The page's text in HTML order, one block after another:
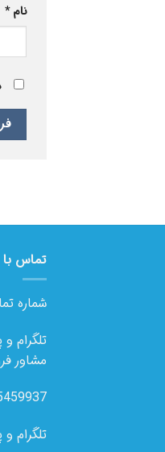
نام*
تماس با
شماره
تلگرام
مشاور
تلگرام